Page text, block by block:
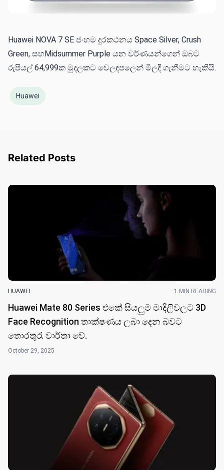
Huawei NOVA 7 SE ජංහම දුරකථනය Space Silver, Crush
Green, සහMidsummer Purple යන වර්ණයන්ගෙන් ඔබට
රුපියල් 64,999ක මුදලකට වෙලඳපලෙන් මිලදී ගැනීමට හැකියි.
Huawei
Related Posts
HUAWEI 1 MIN READING
Huawei Mate 80 Series එකේ සියලුම මාදිලිවලට 3D
Face Recognition තාක්ෂණය ලබා දෙන බවට
තොරතුරැ වාර්තා වේ.
October 29, 2025